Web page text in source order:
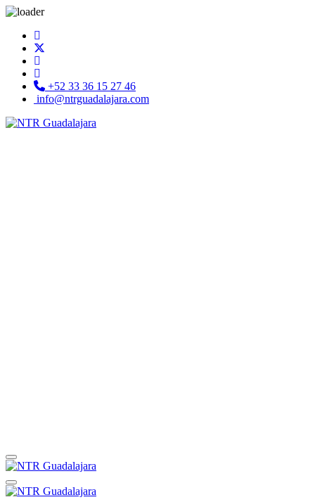
+52 33 36 15 27 46
info@ntrguadalajara.com